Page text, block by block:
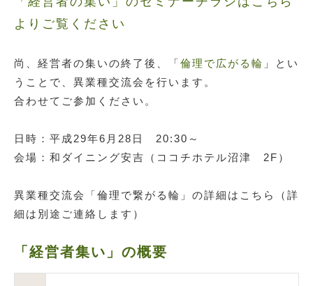
よりご覧ください
尚、経営者の集いの終了後、「倫理で広がる輪 」とい
うことで、異業種交流会を行います。
合わせてご参加ください。
日時：平成29年6月28日 20:30～
会場： 和ダイニング安吉（ココチホテル沼津 2F）
異業種交流会「倫理で繋がる輪」の詳細はこちら（詳
細は別途ご連絡します）
「経営者集い」の概要